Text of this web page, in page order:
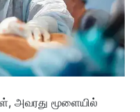
அவரது மூளையில்